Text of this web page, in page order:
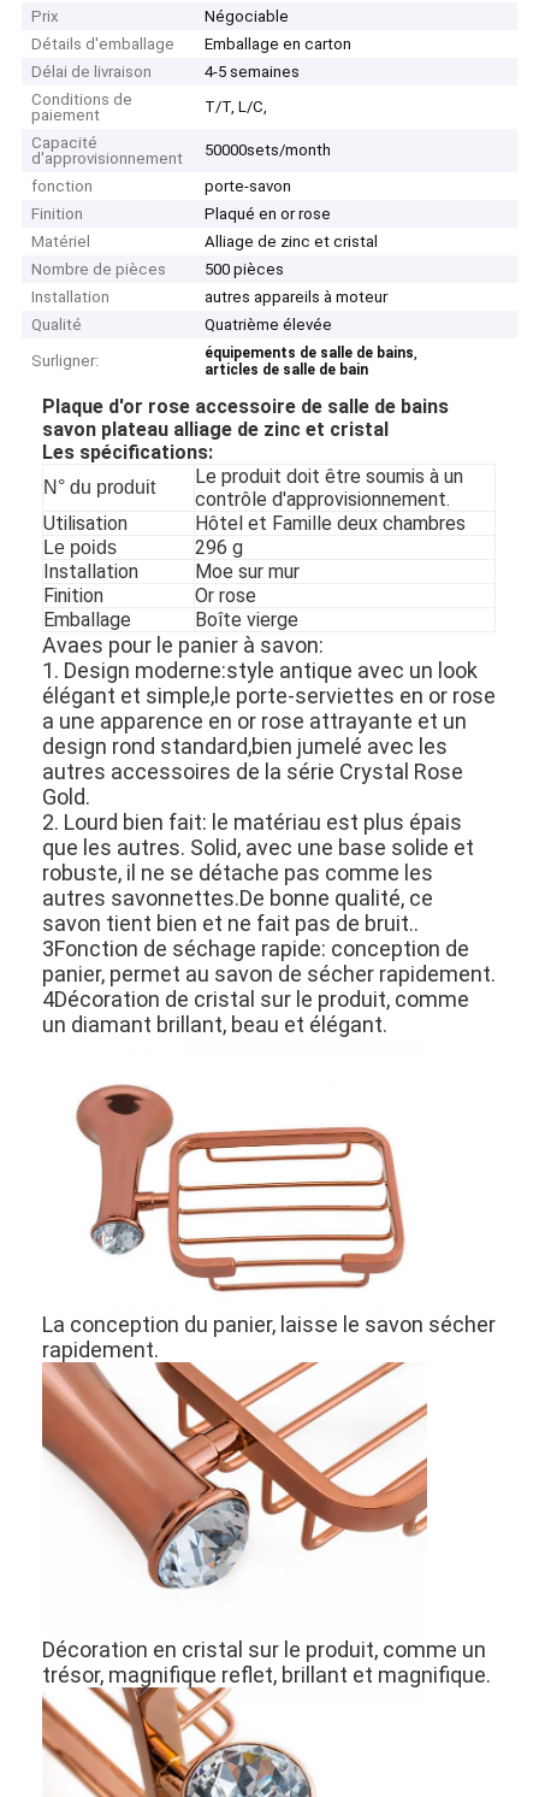
À la maison
Produits
Vidéos
Prix
Négociable
Détails d'emballage
Emballage en carton
Délai de livraison
4-5 semaines
Conditions de
paiement
T/T, L/C,
Capacité
d'approvisionnement
50000sets/month
fonction
porte-savon
Finition
Plaqué en or rose
Matériel
Alliage de zinc et cristal
Nombre de pièces
500 pièces
Installation
autres appareils à moteur
Qualité
Quatrième élevée
Surligner:
équipements de salle de bains,
articles de salle de bain
Plaque d'or rose accessoire de salle de bains
savon plateau alliage de zinc et cristal
Les spécifications:
N° du produit
Le produit doit être soumis à un
contrôle d'approvisionnement.
Utilisation
Hôtel et Famille deux chambres
Le poids
296 g
Installation
Moe sur mur
Finition
Or rose
Emballage
Boîte vierge
Avaes pour le panier à savon:
1. Design moderne:style antique avec un look
élégant et simple,le porte-serviettes en or rose
a une apparence en or rose attrayante et un
design rond standard,bien jumelé avec les
autres accessoires de la série Crystal Rose
Gold.
2. Lourd bien fait: le matériau est plus épais
que les autres. Solid, avec une base solide et
robuste, il ne se détache pas comme les
autres savonnettes.De bonne qualité, ce
savon tient bien et ne fait pas de bruit..
3Fonction de séchage rapide: conception de
panier, permet au savon de sécher rapidement.
4Décoration de cristal sur le produit, comme
un diamant brillant, beau et élégant.
La conception du panier, laisse le savon sécher
rapidement.
Décoration en cristal sur le produit, comme un
trésor, magnifique reflet, brillant et magnifique.